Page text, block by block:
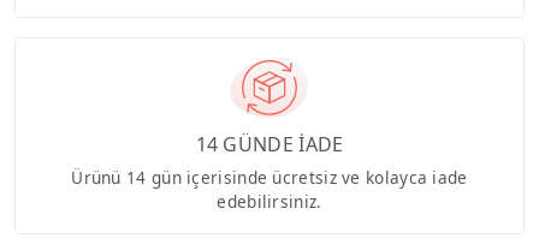
14 GÜNDE İADE
Ürünü 14 gün içerisinde ücretsiz ve kolayca iade
edebilirsiniz.